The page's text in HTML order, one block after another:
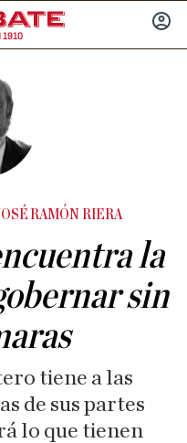
1910
RAMÓN RIERA
la
sin
tiene a las
de sus partes
lo que tienen